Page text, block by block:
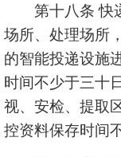
第十八条 快递
场所、处理场所
的智能投递设施
时间不少于三十
视、安检、提取
控资料保存时间